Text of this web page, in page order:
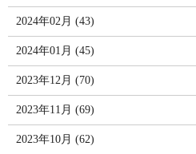
2024年02月 (43)
2024年01月 (45)
2023年12月 (70)
2023年11月 (69)
2023年10月 (62)